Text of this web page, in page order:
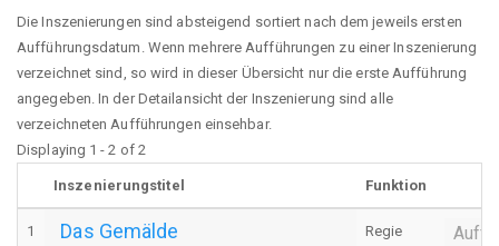
Die Inszenierungen sind absteigend sortiert nach dem jeweils ersten
Aufführungsdatum. Wenn mehrere Aufführungen zu einer Inszenierung
verzeichnet sind, so wird in dieser Übersicht nur die erste Aufführung
angegeben. In der Detailansicht der Inszenierung sind alle
verzeichneten Aufführungen einsehbar.
Displaying 1 - 2 of 2
Inszenierungstitel Funktion
1 Das Gemälde Regie